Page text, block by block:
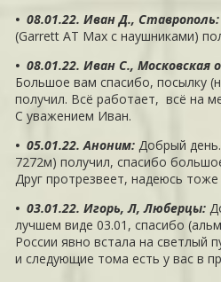
• 08.01.22. Иван Д., Ставрополь
(Garrett AT Max с наушниками)
• 08.01.22. Иван С., Московская
Большое вам спасибо, посылку
получил. Всё работает, всё на
С уважением Иван.
• 05.01.22. Аноним:Добрый
7272м) получил, спасибо
Друг протрезвеет, надеюсь тоже
• 03.01.22. Игорь, Л, Люберцы:
лучшем виде 03.01, спасибо
России явно встала на светлый
и следующие тома есть у вас в